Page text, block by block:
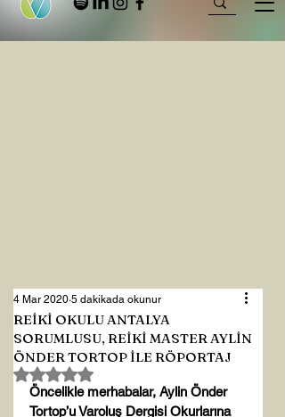
REİKİ OKULU ANTALYA
SORUMLUSU, REİKİ MASTER AYLİN
ÖNDER TORTOP İLE RÖPORTAJ
4 Mar 2020 5 dakikada okunur
5 üzerinden NaN yıldız
Öncelikle merhabalar, Aylin Önder
Tortop’u Varoluş Dergisi Okurlarına